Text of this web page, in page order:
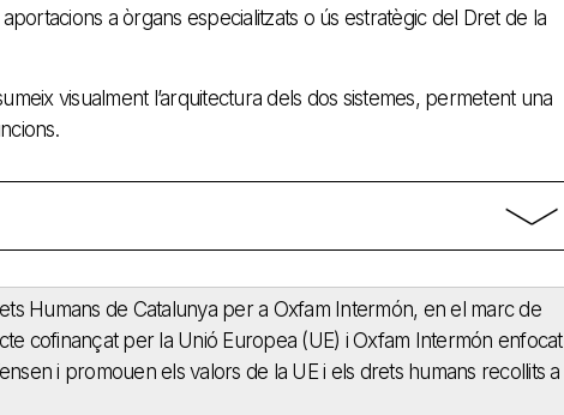
a òrgans especialitzats o ús estratègic del Dret de la
visualment l’arquitectura dels dos sistemes, permetent una
Humans de Catalunya per a Oxfam Intermón, en el marc de
cofinançat per la Unió Europea (UE) i Oxfam Intermón enfocat
i promouen els valors de la UE i els drets humans recollits a